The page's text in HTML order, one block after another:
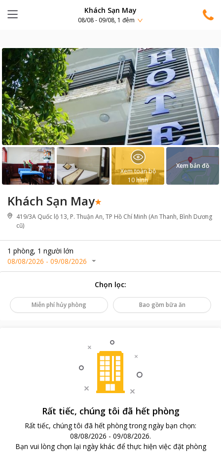
Khách Sạn May
08/08 - 09/08, 1 đêm
Khách Sạn May
419/3A Quốc lộ 13, P. Thuận An, TP Hồ Chí Minh (An Thanh, Bình Dương
cũ)
1 phòng, 1 người lớn
08/08/2026 - 09/08/2026
Xem toàn bộ
10 hình
Xem bản đồ
Chọn lọc:
Miễn phí hủy phòng Bao gồm bữa ăn
Rất tiếc, chúng tôi đã hết phòng
Rất tiếc, chúng tôi đã hết phòng trong ngày bạn chọn:
08/08/2026 - 09/08/2026.
Bạn vui lòng chọn lại ngày khác để thực hiện việc đặt phòng